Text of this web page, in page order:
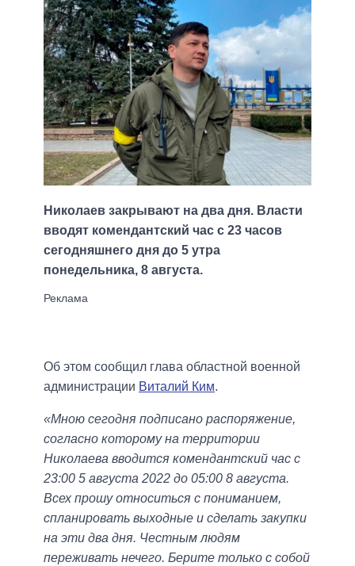
Николаев закрывают на два дня. Власти
вводят комендантский час с 23 часов
сегодняшнего дня до 5 утра
понедельника, 8 августа.
Об этом сообщил глава областной военной
администрации Виталий Ким.
«Мною сегодня подписано распоряжение,
согласно которому на территории
Николаева вводится комендантский час с
23:00 5 августа 2022 до 05:00 8 августа.
Всех прошу относиться с пониманием,
спланировать выходные и сделать закупки
на эти два дня. Честным людям
переживать нечего. Берите только с собой